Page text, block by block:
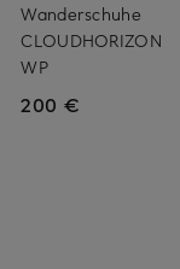
Wanderschuhe
CLOUDHORIZON 2
WP
200 €